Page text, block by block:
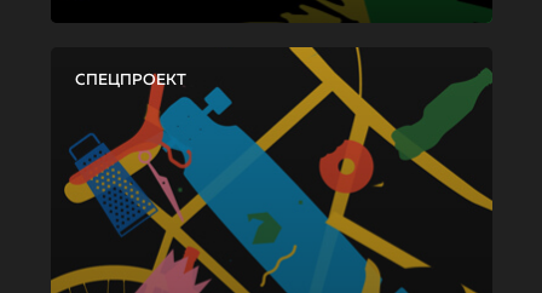
СПЕЦПРОЕКТ